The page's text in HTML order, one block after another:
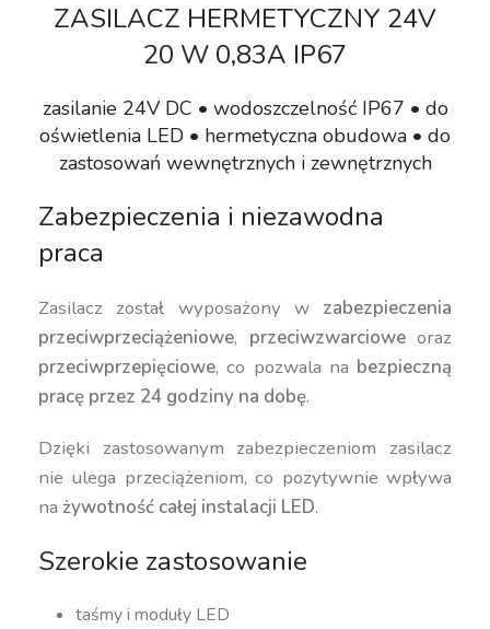
ZASILACZ HERMETYCZNY 24V
20 W 0,83A IP67
zasilanie 24V DC • wodoszczelność IP67 • do
oświetlenia LED • hermetyczna obudowa • do
zastosowań wewnętrznych i zewnętrznych
Zabezpieczenia i niezawodna
praca
Zasilacz został wyposażony w zabezpieczenia
przeciwprzeciążeniowe, przeciwzwarcioweoraz
przeciwprzepięciowe, co pozwala na bezpieczną
pracę przez 24 godziny na dobę.
Dzięki zastosowanym zabezpieczeniom zasilacz
nie ulega przeciążeniom, co pozytywnie wpływa
na żywotność całej instalacji LED.
Szerokie zastosowanie
taśmy i moduły LED